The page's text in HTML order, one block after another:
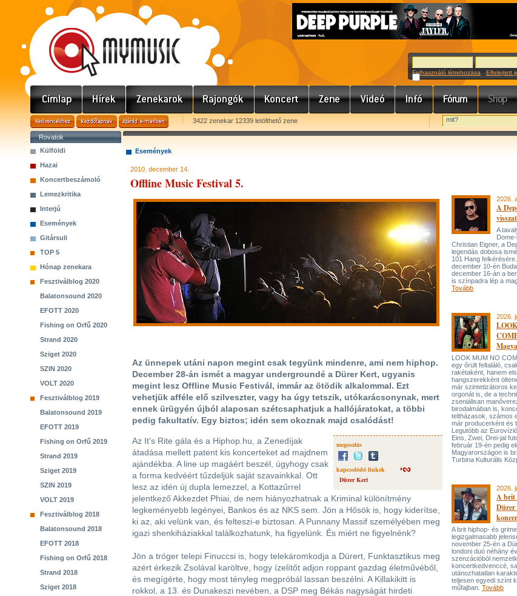
Felhasználó létrehozása Elfelejtett
3422 zenekar 12339 letölthető zene
Rovatok
Külföldi
Hazai
Koncertbeszámoló
Lemezkritika
Interjú
Események
Gitársuli
TOP 5
Hónap zenekara
Fesztiválblog 2020
Balatonsound 2020
EFOTT 2020
Fishing on Orfű 2020
Strand 2020
Sziget 2020
SZIN 2020
VOLT 2020
Fesztiválblog 2019
Balatonsound 2019
EFOTT 2019
Fishing on Orfű 2019
Strand 2019
Sziget 2019
SZIN 2019
VOLT 2019
Fesztiválblog 2018
Balatonsound 2018
EFOTT 2018
Fishing on Orfű 2018
Strand 2018
Sziget 2018
Események
2010. december 14.
Offline Music Festival 5.
Az ünnepek utáni napon megint csak tegyünk mindenre, ami nem hiphop.
December 28-án ismét a magyar undergroundé a Dürer Kert, ugyanis
megint lesz Offline Music Festivál, immár az ötödik alkalommal. Ezt
vehetjük afféle elő szilveszter, vagy ha úgy tetszik, utókarácsonynak, mert
ennek ürügyén újból alaposan szétcsaphatjuk a hallójáratokat, a többi
pedig fakultatív. Egy biztos; idén sem okoznak majd csalódást!
megosztás
kapcsolódó linkek
Dürer Kert
Az It's Rite gála és a Hiphop.hu, a Zenedíjak
átadása mellett patent kis koncerteket ad majdnem
ajándékba. A line up magáért beszél, úgyhogy csak
a forma kedvéért tűzdeljük saját szavainkkal. Ott
lesz az idén új dupla lemezzel, a Kottazűrrel
jelentkező Akkezdet Phiai, de nem hiányozhatnak a Kriminal különítmény
legkeményebb legényei, Bankos és az NKS sem. Jön a Hősök is, hogy kiderítse,
ki az, aki velünk van, és felteszi-e biztosan. A Punnany Massif személyében meg
igazi shenkiháziakkal találkozhatunk, ha figyelünk. És miért ne figyelnénk?
Jön a tróger telepi Finuccsi is, hogy telekáromkodja a Dürert, Funktasztikus meg
azért érkezik Zsolával karöltve, hogy ízelítőt adjon roppant gazdag életművéből,
és megígérte, hogy most tényleg megpróbál lassan beszélni. A Killakikitt is
rokkol, a 13. és Dunakeszi nevében, a DSP meg Békás nagyságát hirdeti
2026.
A
A
Christian Eigner, a
legendás dobosa
101 Hang
december 10-én
december 16-án a
is színpadra lép a
Tovább
2026.
LOOK MUM NO
egy őrült feltaláló,
rakétaként, hanem
hangszerekként
már szintetizátoros
orgonát is, de a
zseniálisan
birodalmában is,
teltházasok, számos
már producerként és
Legutóbb az
Eins, Zwei, Drei-jal
február 19-én pedig
Magyarországon is
Turbina Kulturális
2026.
A brit
Dürer
A brit hiphop- és
legizgalmasabb
november 25-én a
londoni duó néhány
szenzációból
koncertkedvenccé,
utánozhatatlan
teljesen egyedi színt
műfajban. Tovább